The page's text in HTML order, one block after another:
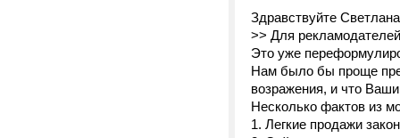
Здравствуйте
>> Для
Это уже
Нам было бы проще
возражения, и что
Несколько фактов из
1. Легкие продажи